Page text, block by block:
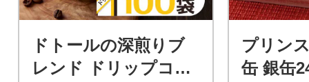
ドトールの深煎りブ
レンド ドリップコー
プリン
缶 銀缶